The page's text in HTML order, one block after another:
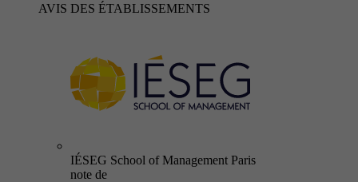
AVIS DES ÉTABLISSEMENTS
IÉSEG School of Management Paris
note de